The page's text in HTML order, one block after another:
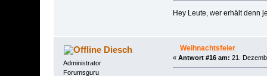
Hey Leute, wer erhält denn
Diesch
Administrator
Forumsguru
Weihnachtsfeier
« Antwort #16 am: 21.